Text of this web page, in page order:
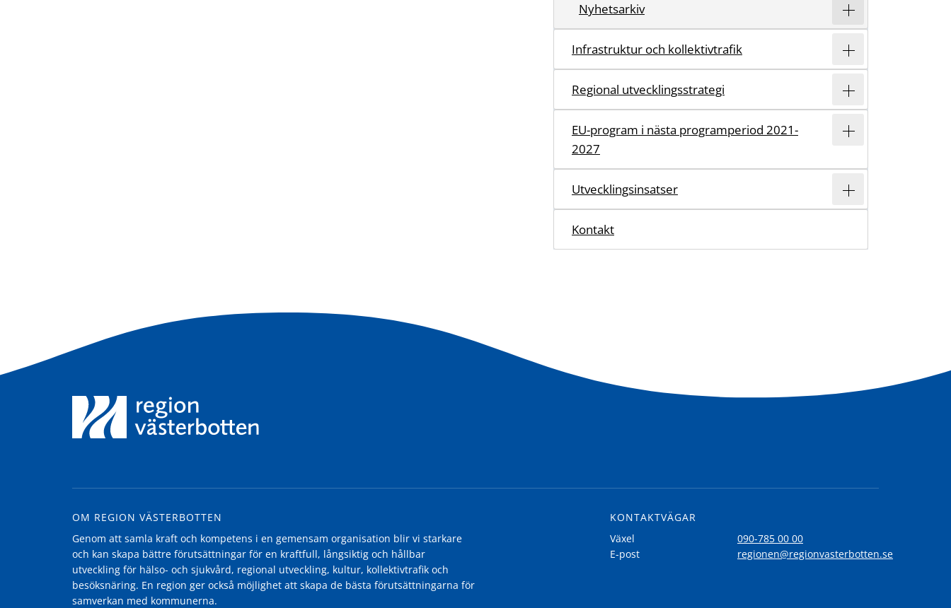
Nyhetsarkiv
Infrastruktur och kollektivtrafik
Regional utvecklingsstrategi
EU-program i nästa programperiod 2021-
2027
Utvecklingsinsatser
Kontakt
OM REGION VÄSTERBOTTEN
Genom att samla kraft och kompetens i en gemensam organisation blir vi starkare
och kan skapa bättre förutsättningar för en kraftfull, långsiktig och hållbar
utveckling för hälso- och sjukvård, regional utveckling, kultur, kollektivtrafik och
besöksnäring. En region ger också möjlighet att skapa de bästa förutsättningarna för
samverkan med kommunerna.
KONTAKTVÄGAR
Växel
090-785 00 00
E-post
regionen@regionvasterbotten.se